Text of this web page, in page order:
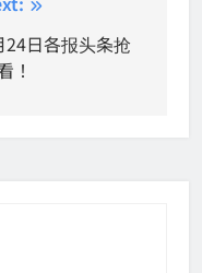
24日各报头条抢
！